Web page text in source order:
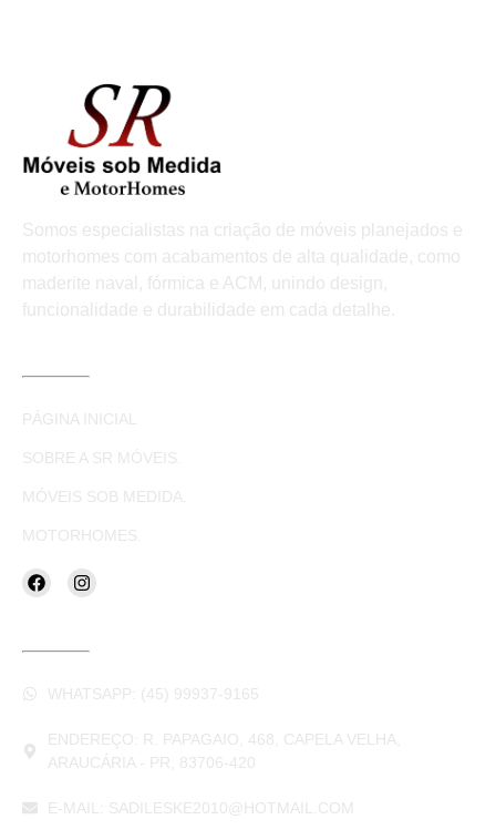
Somos especialistas na criação de móveis planejados e
motorhomes com acabamentos de alta qualidade, como
maderite naval, fórmica e ACM, unindo design,
funcionalidade e durabilidade em cada detalhe.
PÁGINA INICIAL
SOBRE A SR MÓVEIS.
MÓVEIS SOB MEDIDA.
MOTORHOMES.
WHATSAPP: (45) 99937-9165
ENDEREÇO: R. PAPAGAIO, 468, CAPELA VELHA,
ARAUCÁRIA - PR, 83706-420
E-MAIL: SADILESKE2010@HOTMAIL.COM